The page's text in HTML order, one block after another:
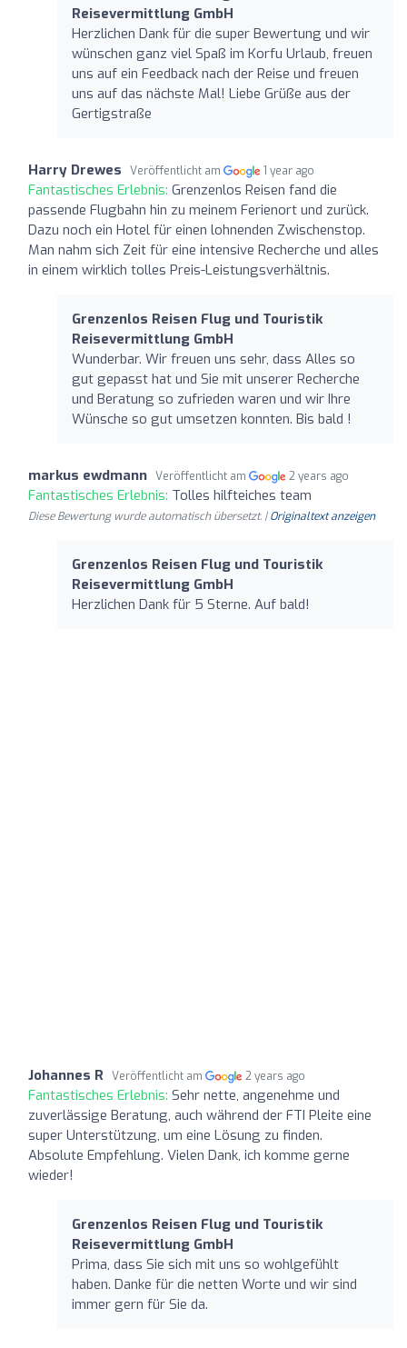
Reisevermittlung GmbH
Herzlichen Dank für die super Bewertung und wir
wünschen ganz viel Spaß im Korfu Urlaub, freuen
uns auf ein Feedback nach der Reise und freuen
uns auf das nächste Mal! Liebe Grüße aus der
Gertigstraße
Harry Drewes Veröffentlicht am 1 year ago
Fantastisches Erlebnis: Grenzenlos Reisen fand die
passende Flugbahn hin zu meinem Ferienort und zurück.
Dazu noch ein Hotel für einen lohnenden Zwischenstop.
Man nahm sich Zeit für eine intensive Recherche und alles
in einem wirklich tolles Preis-Leistungsverhältnis.
Grenzenlos Reisen Flug und Touristik
Reisevermittlung GmbH
Wunderbar. Wir freuen uns sehr, dass Alles so
gut gepasst hat und Sie mit unserer Recherche
und Beratung so zufrieden waren und wir Ihre
Wünsche so gut umsetzen konnten. Bis bald !
markus ewdmann Veröffentlicht am 2 years ago
Fantastisches Erlebnis: Tolles hilfteiches team
Diese Bewertung wurde automatisch übersetzt. |Originaltext anzeigen
Grenzenlos Reisen Flug und Touristik
Reisevermittlung GmbH
Herzlichen Dank für 5 Sterne. Auf bald!
Johannes R Veröffentlicht am 2 years ago
Fantastisches Erlebnis: Sehr nette, angenehme und
zuverlässige Beratung, auch während der FTI Pleite eine
super Unterstützung, um eine Lösung zu finden.
Absolute Empfehlung. Vielen Dank, ich komme gerne
wieder!
Grenzenlos Reisen Flug und Touristik
Reisevermittlung GmbH
Prima, dass Sie sich mit uns so wohlgefühlt
haben. Danke für die netten Worte und wir sind
immer gern für Sie da.